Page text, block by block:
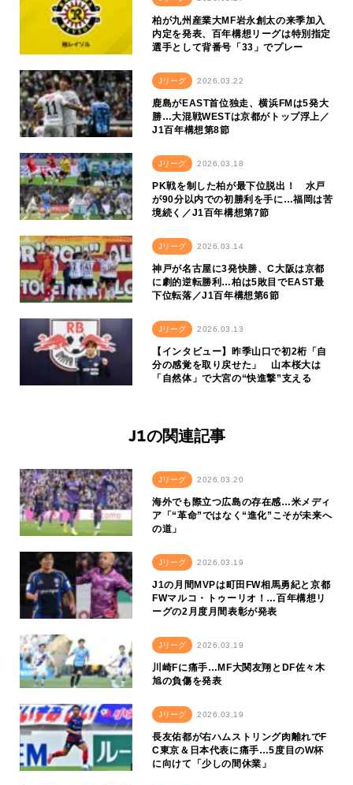
柏が九州産業大MF岩永創太の来季加入
内定を発表、百年構想リーグは特別指定
選手として背番号「33」でプレー
Jリーグ 2026.03.22
鹿島がEAST首位独走、横浜FMは5発大
勝…大混戦WESTは京都がトップ浮上／
J1百年構想第8節
Jリーグ 2026.03.18
PK戦を制した柏が最下位脱出！ 水戸
が90分以内での初勝利を手に…福岡は苦
境続く／J1百年構想第7節
Jリーグ 2026.03.14
神戸が名古屋に3発快勝、C大阪は京都
に劇的逆転勝利…柏は5敗目でEAST最
下位転落／J1百年構想第6節
Jリーグ 2026.03.13
【インタビュー】昨季山口で初2桁「自
分の感覚を取り戻せた」 山本桜大は
「自然体」で大宮の“快進撃”支える
J1の関連記事
Jリーグ 2026.03.20
海外でも際立つ広島の存在感…米メディ
ア「“革命”ではなく“進化”こそが未来へ
の道」
Jリーグ 2026.03.19
J1の月間MVPは町田FW相馬勇紀と京都
FWマルコ・トゥーリオ！…百年構想リ
ーグの2月度月間表彰が発表
Jリーグ 2026.03.19
川崎Fに痛手…MF大関友翔とDF佐々木
旭の負傷を発表
Jリーグ 2026.03.19
長友佑都が右ハムストリング肉離れでF
C東京＆日本代表に痛手…5度目のW杯
に向けて「少しの間休業」